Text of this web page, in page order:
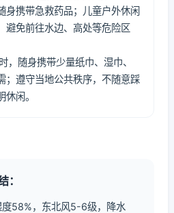
身携带急救药品；儿童户外休闲
避免前往水边、高处等危险区
，随身携带少量纸巾、湿巾、
；遵守当地公共秩序，不随意踩
闲。
：
58%，东北风5-6级，降水